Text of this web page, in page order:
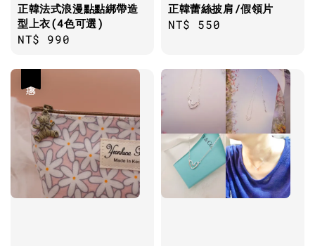
正韓法式浪漫點點綁帶造
型上衣(4色可選)
Regular
NT$ 990
正韓蕾絲披肩/假領片
Regular
NT$ 550